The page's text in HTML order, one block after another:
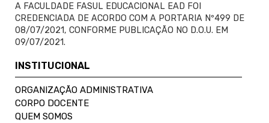
A FACULDADE FASUL EDUCACIONAL EAD FOI
CREDENCIADA DE ACORDO COM A PORTARIA Nº499 DE
08/07/2021, CONFORME PUBLICAÇÃO NO D.O.U. EM
09/07/2021.
INSTITUCIONAL
ORGANIZAÇÃO ADMINISTRATIVA
CORPO DOCENTE
QUEM SOMOS